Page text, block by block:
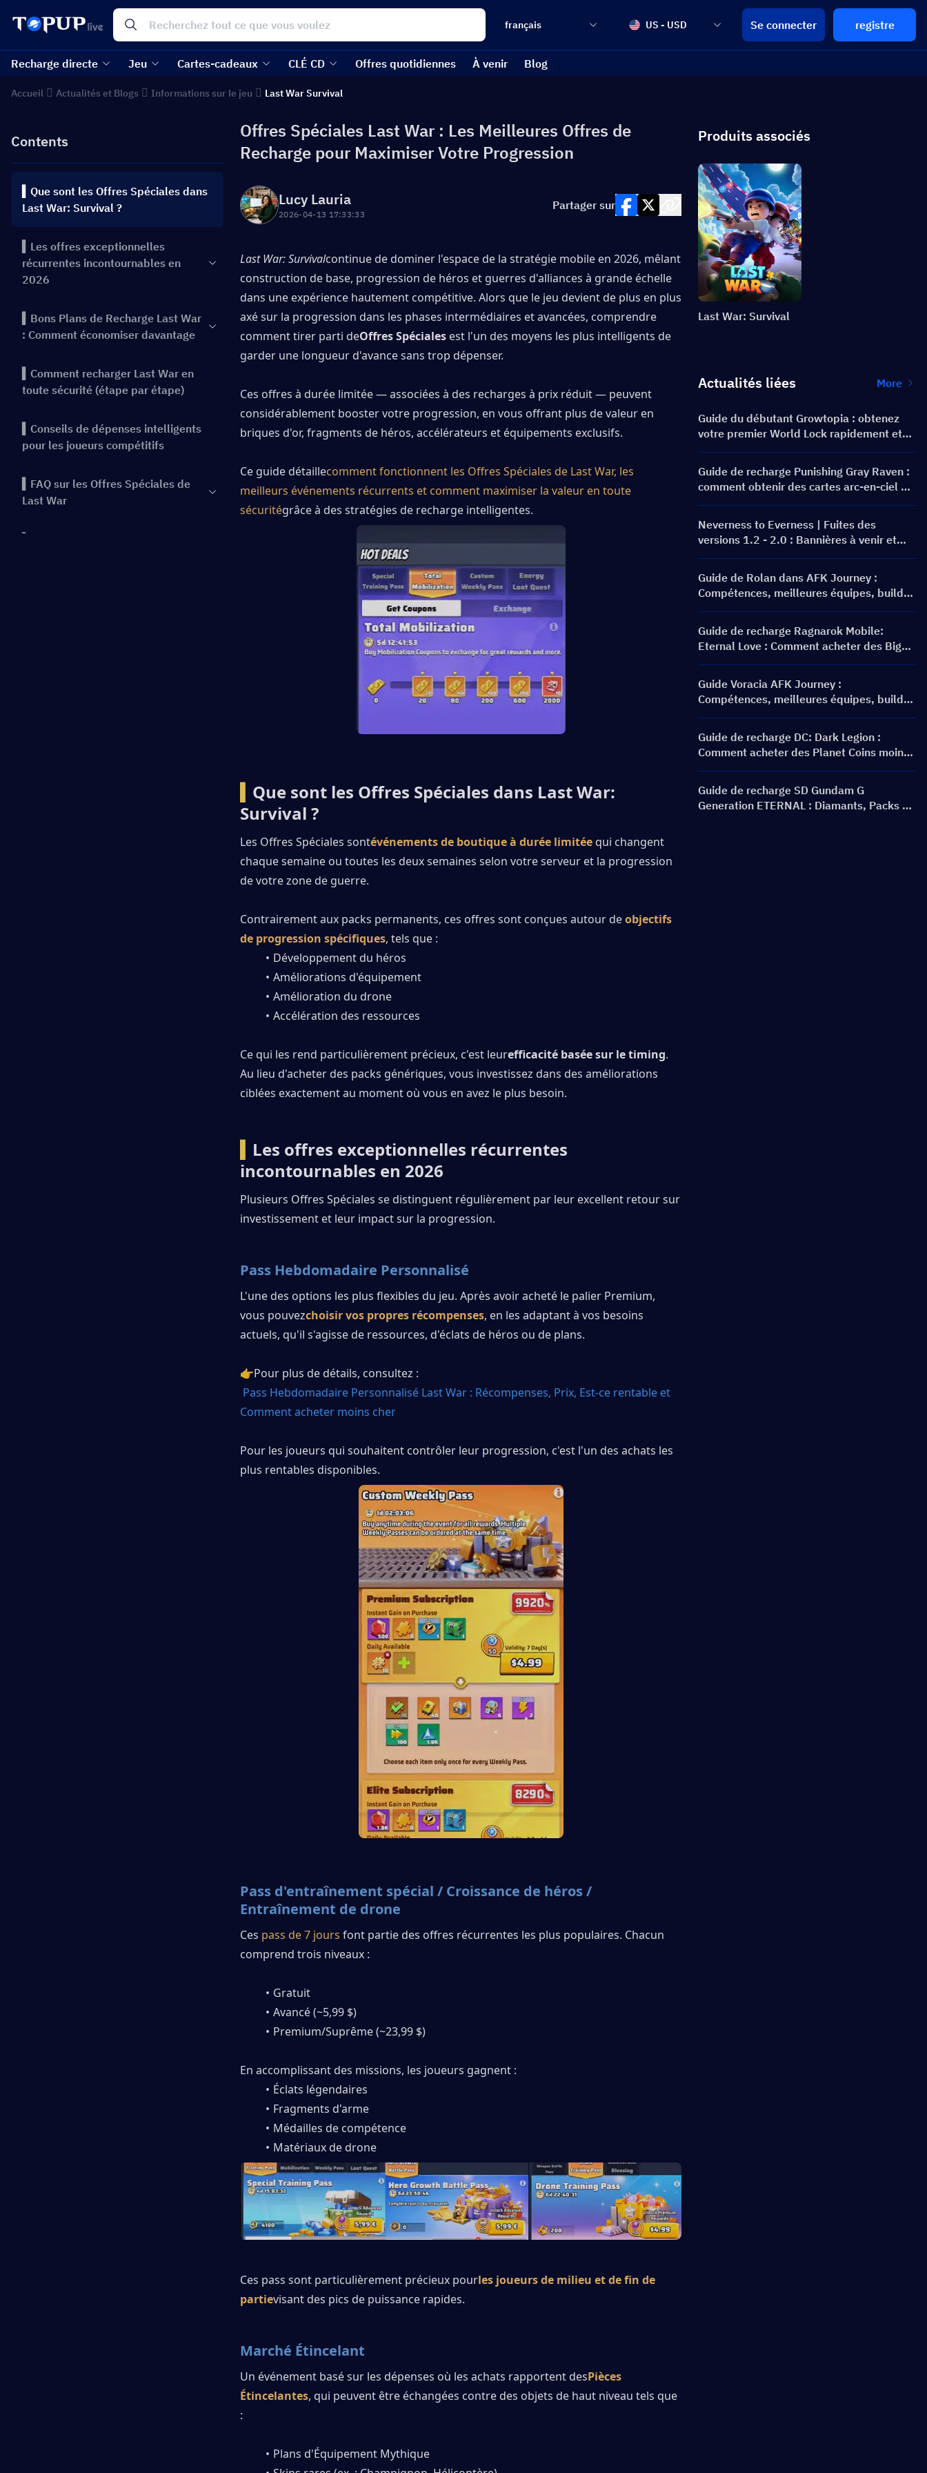
français US - USD Se connecter registre
Recharge directe Jeu Cartes-cadeaux CLÉ CD Offres quotidiennes À venir Blog
Accueil Actualités et Blogs Informations sur le jeu Last War Survival
Contents
▍Que sont les Offres Spéciales dans
Last War: Survival ?
▍Les offres exceptionnelles
récurrentes incontournables en
2026
▍Bons Plans de Recharge Last War
: Comment économiser davantage
▍Comment recharger Last War en
toute sécurité (étape par étape)
▍Conseils de dépenses intelligents
pour les joueurs compétitifs
▍FAQ sur les Offres Spéciales de
Last War
Offres Spéciales Last War : Les Meilleures Offres de
Recharge pour Maximiser Votre Progression
Lucy Lauria
2026-04-13 17:33:33
Partager sur
Last War: Survivalcontinue de dominer l'espace de la stratégie mobile en 2026, mêlant
construction de base, progression de héros et guerres d'alliances à grande échelle
dans une expérience hautement compétitive. Alors que le jeu devient de plus en plus
axé sur la progression dans les phases intermédiaires et avancées, comprendre
comment tirer parti deOffres Spéciales est l'un des moyens les plus intelligents de
garder une longueur d'avance sans trop dépenser.
Ces offres à durée limitée — associées à des recharges à prix réduit — peuvent
considérablement booster votre progression, en vous offrant plus de valeur en
briques d'or, fragments de héros, accélérateurs et équipements exclusifs.
Ce guide détaillecomment fonctionnent les Offres Spéciales de Last War, les
meilleurs événements récurrents et comment maximiser la valeur en toute
sécuritégrâce à des stratégies de recharge intelligentes.
Que sont les Offres Spéciales dans Last War:
Survival ?
Les Offres Spéciales sontévénements de boutique à durée limitée qui changent
chaque semaine ou toutes les deux semaines selon votre serveur et la progression
de votre zone de guerre.
Contrairement aux packs permanents, ces offres sont conçues autour de objectifs
de progression spécifiques, tels que :
Développement du héros
Améliorations d'équipement
Amélioration du drone
Accélération des ressources
Ce qui les rend particulièrement précieux, c'est leurefficacité basée sur le timing.
Au lieu d'acheter des packs génériques, vous investissez dans des améliorations
ciblées exactement au moment où vous en avez le plus besoin.
Les offres exceptionnelles récurrentes
incontournables en 2026
Plusieurs Offres Spéciales se distinguent régulièrement par leur excellent retour sur
investissement et leur impact sur la progression.
Pass Hebdomadaire Personnalisé
L'une des options les plus flexibles du jeu. Après avoir acheté le palier Premium,
vous pouvezchoisir vos propres récompenses, en les adaptant à vos besoins
actuels, qu'il s'agisse de ressources, d'éclats de héros ou de plans.
👉Pour plus de détails, consultez :
Pass Hebdomadaire Personnalisé Last War : Récompenses, Prix, Est-ce rentable et
Comment acheter moins cher
Pour les joueurs qui souhaitent contrôler leur progression, c'est l'un des achats les
plus rentables disponibles.
Pass d'entraînement spécial / Croissance de héros /
Entraînement de drone
Ces pass de 7 jours font partie des offres récurrentes les plus populaires. Chacun
comprend trois niveaux :
Gratuit
Avancé (~5,99 $)
Premium/Suprême (~23,99 $)
En accomplissant des missions, les joueurs gagnent :
Éclats légendaires
Fragments d'arme
Médailles de compétence
Matériaux de drone
Ces pass sont particulièrement précieux pourles joueurs de milieu et de fin de
partievisant des pics de puissance rapides.
Marché Étincelant
Un événement basé sur les dépenses où les achats rapportent desPièces
Étincelantes, qui peuvent être échangées contre des objets de haut niveau tels que
:
Plans d'Équipement Mythique
Produits associés
Last War: Survival
Actualités liées More
Guide du débutant Growtopia : obtenez
votre premier World Lock rapidement et
en toute sécurité
Guide de recharge Punishing Gray Raven :
comment obtenir des cartes arc-en-ciel au
meilleur prix ?
Neverness to Everness | Fuites des
versions 1.2 - 2.0 : Bannières à venir et
feuille de route !
Guide de Rolan dans AFK Journey :
Compétences, meilleures équipes, build
et faut-il l'invoquer ?
Guide de recharge Ragnarok Mobile:
Eternal Love : Comment acheter des Big
Cat Coins au meilleur prix ?
Guide Voracia AFK Journey :
Compétences, meilleures équipes, build
et faut-il l'invoquer ?
Guide de recharge DC: Dark Legion :
Comment acheter des Planet Coins moins
cher et en toute sécurité
Guide de recharge SD Gundam G
Generation ETERNAL : Diamants, Packs de